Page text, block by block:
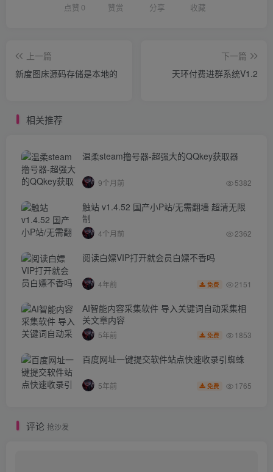
点赞 0 赞赏 分享 收藏
上一篇
新度图床源码存储是本地的
下一篇
天环付费进群系统V1.2
相关推荐
温柔steam撸号器-超强大的QQkey获取器
9个月前 5382
触站 v1.4.52 国产小P站/无需翻墙 超清无限
制
4个月前 2362
阅读白嫖VIP打开就会员白嫖不香吗
4年前 免费 2151
AI智能内容采集软件 导入关键词自动采集相
关文章内容
5年前 免费 1853
百度网址一键提交软件站点快速收录引蜘蛛
5年前 免费 1765
评论 抢沙发